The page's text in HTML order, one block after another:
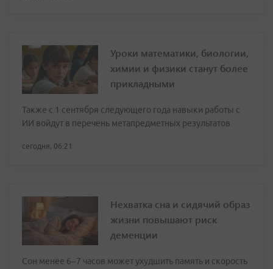
Уроки математики, биологии,
химии и физики станут более
прикладными
Также с 1 сентября следующего года навыки работы с
ИИ войдут в перечень метапредметных результатов
сегодня, 06:21
Нехватка сна и сидячий образ
жизни повышают риск
деменции
Сон менее 6–7 часов может ухудшить память и скорость